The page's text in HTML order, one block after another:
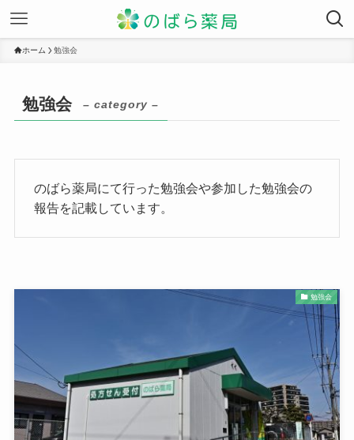
ホーム 勉強会
勉強会 – category –
のばら薬局にて行った勉強会や参加した勉強会の
報告を記載しています。
勉強会